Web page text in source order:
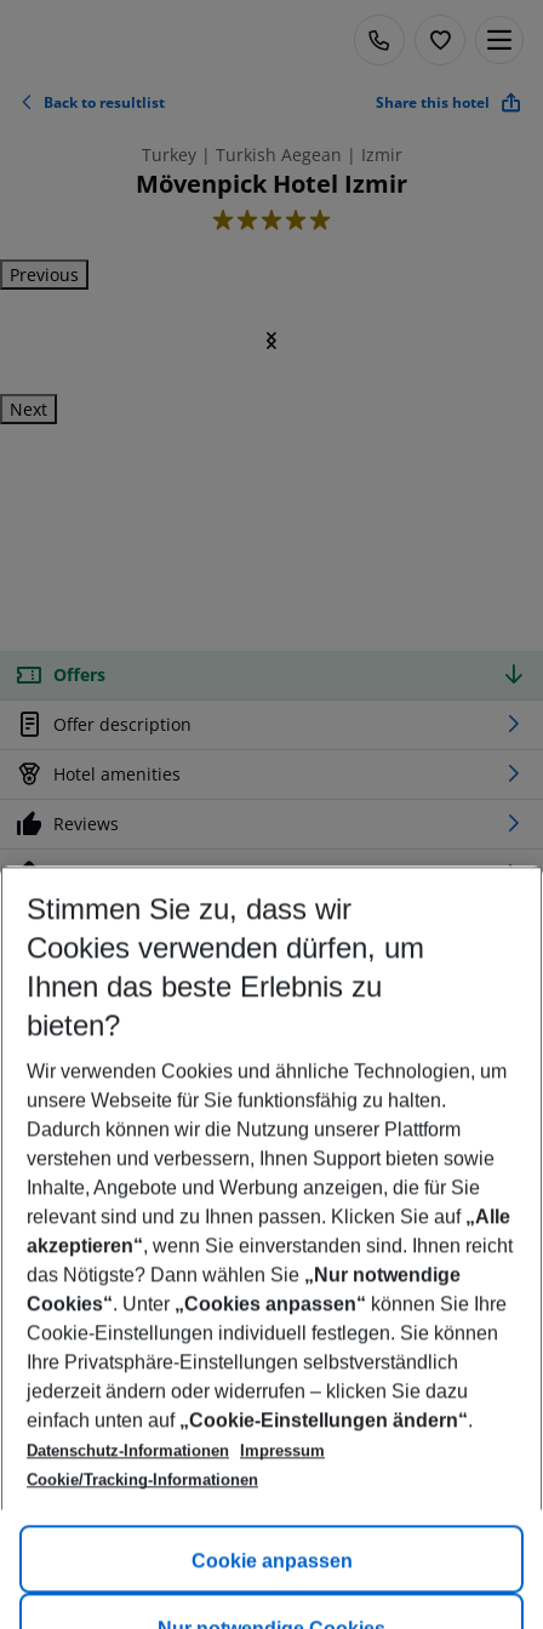
Back to resultlist Share this hotel
Turkey | Turkish Aegean | Izmir
Mövenpick Hotel Izmir
5
Previous
Next
Offers
Offer description
Hotel amenities
Reviews
Location
Customize your offer
Find the perfect deal which suits your best
Your departure airport
Any airport
Select your date range
08/08/26–06/08/27 5-8 nights
Who will travel
2 adults No children
Show more filter
Footer
Footer navigation
Title A
Link A
Stimmen Sie zu, dass wir
Cookies verwenden dürfen, um
Ihnen das beste Erlebnis zu
bieten?
Wir verwenden Cookies und ähnliche Technologien, um
unsere Webseite für Sie funktionsfähig zu halten.
Dadurch können wir die Nutzung unserer Plattform
verstehen und verbessern, Ihnen Support bieten sowie
Inhalte, Angebote und Werbung anzeigen, die für Sie
relevant sind und zu Ihnen passen. Klicken Sie auf „Alle
akzeptieren“, wenn Sie einverstanden sind. Ihnen reicht
das Nötigste? Dann wählen Sie „Nur notwendige
Cookies“. Unter „Cookies anpassen“ können Sie Ihre
Cookie-Einstellungen individuell festlegen. Sie können
Ihre Privatsphäre-Einstellungen selbstverständlich
jederzeit ändern oder widerrufen – klicken Sie dazu
einfach unten auf „Cookie-Einstellungen ändern“.
Datenschutz-Informationen
Impressum
Cookie/Tracking-Informationen
Cookie anpassen